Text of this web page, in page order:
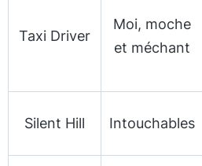
Taxi Driver
Moi, moche
et méchant
Silent Hill Intouchables